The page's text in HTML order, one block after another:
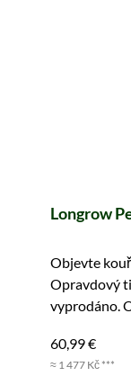
Longrow
Objevte
Opravdový
vyprodáno.
60,99 €
≈ 1 477 Kč ***